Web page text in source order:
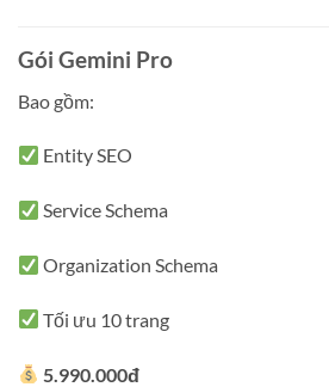
Gói Gemini Pro
Bao gồm:
Entity SEO
Service Schema
Organization Schema
Tối ưu 10 trang
5.990.000đ